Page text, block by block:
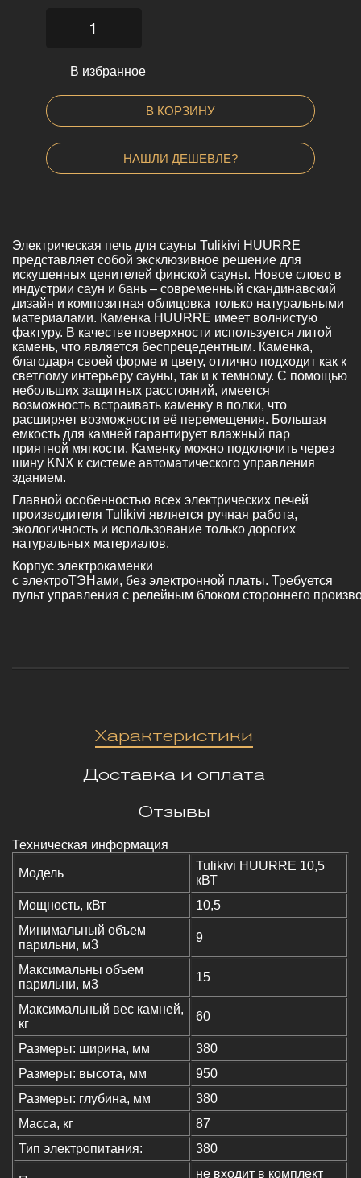
В избранное
В КОРЗИНУ
НАШЛИ ДЕШЕВЛЕ?
Электрическая печь для сауны Tulikivi HUURRE
представляет собой эксклюзивное решение для
искушенных ценителей финской сауны. Новое слово в
индустрии саун и бань – современный скандинавский
дизайн и композитная облицовка только натуральными
материалами. Каменка HUURRE имеет волнистую
фактуру. В качестве поверхности используется литой
камень, что является беспрецедентным. Каменка,
благодаря своей форме и цвету, отлично подходит как к
светлому интерьеру сауны, так и к темному. С помощью
небольших защитных расстояний, имеется
возможность встраивать каменку в полки, что
расширяет возможности её перемещения. Большая
емкость для камней гарантирует влажный пар
приятной мягкости. Каменку можно подключить через
шину KNX к системе автоматического управления
зданием.
Главной особенностью всех электрических печей
производителя Tulikivi является ручная работа,
экологичность и использование только дорогих
натуральных материалов.
Корпус электрокаменки
с электроТЭНами, без электронной платы. Требуется
пульт управления с релейным блоком стороннего
Характеристики
Доставка и оплата
Отзывы
Техническая информация
Модель
Tulikivi HUURRE 10,5
кВТ
Мощность, кВт
10,5
Минимальный объем
парильни, м3
9
Максимальны объем
парильни, м3
15
Максимальный вес камней,
кг
60
Размеры: ширина, мм
380
Размеры: высота, мм
950
Размеры: глубина, мм
380
Масса, кг
87
Тип электропитания:
380
не входит в комплект